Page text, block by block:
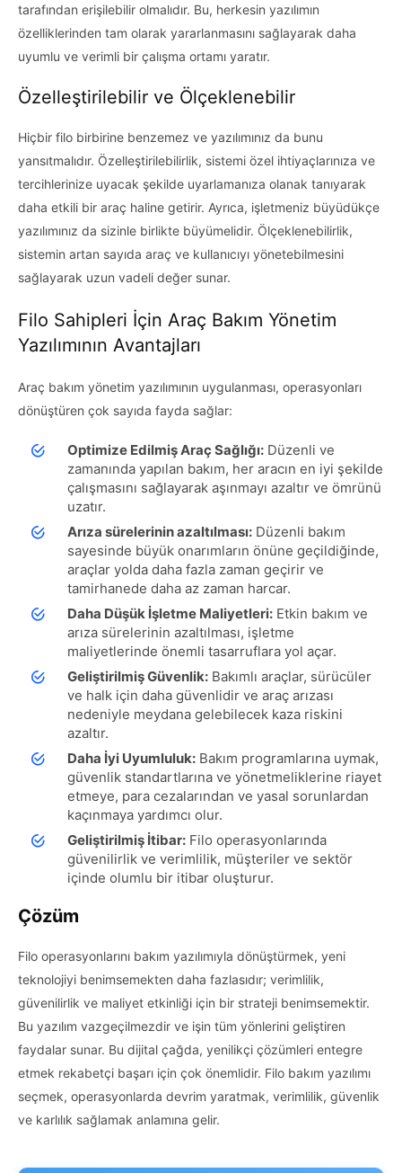
tarafından erişilebilir olmalıdır. Bu, herkesin yazılımın
özelliklerinden tam olarak yararlanmasını sağlayarak daha
uyumlu ve verimli bir çalışma ortamı yaratır.
Özelleştirilebilir ve Ölçeklenebilir
Hiçbir filo birbirine benzemez ve yazılımınız da bunu
yansıtmalıdır. Özelleştirilebilirlik, sistemi özel ihtiyaçlarınıza ve
tercihlerinize uyacak şekilde uyarlamanıza olanak tanıyarak
daha etkili bir araç haline getirir. Ayrıca, işletmeniz büyüdükçe
yazılımınız da sizinle birlikte büyümelidir. Ölçeklenebilirlik,
sistemin artan sayıda araç ve kullanıcıyı yönetebilmesini
sağlayarak uzun vadeli değer sunar.
Filo Sahipleri İçin Araç Bakım Yönetim
Yazılımının Avantajları
Araç bakım yönetim yazılımının uygulanması, operasyonları
dönüştüren çok sayıda fayda sağlar:
Optimize Edilmiş Araç Sağlığı: Düzenli ve
zamanında yapılan bakım, her aracın en iyi şekilde
çalışmasını sağlayarak aşınmayı azaltır ve ömrünü
uzatır.
Arıza sürelerinin azaltılması: Düzenli bakım
sayesinde büyük onarımların önüne geçildiğinde,
araçlar yolda daha fazla zaman geçirir ve
tamirhanede daha az zaman harcar.
Daha Düşük İşletme Maliyetleri: Etkin bakım ve
arıza sürelerinin azaltılması, işletme
maliyetlerinde önemli tasarruflara yol açar.
Geliştirilmiş Güvenlik: Bakımlı araçlar, sürücüler
ve halk için daha güvenlidir ve araç arızası
nedeniyle meydana gelebilecek kaza riskini
azaltır.
Daha İyi Uyumluluk: Bakım programlarına uymak,
güvenlik standartlarına ve yönetmeliklerine riayet
etmeye, para cezalarından ve yasal sorunlardan
kaçınmaya yardımcı olur.
Geliştirilmiş İtibar: Filo operasyonlarında
güvenilirlik ve verimlilik, müşteriler ve sektör
içinde olumlu bir itibar oluşturur.
Çözüm
Filo operasyonlarını bakım yazılımıyla dönüştürmek, yeni
teknolojiyi benimsemekten daha fazlasıdır; verimlilik,
güvenilirlik ve maliyet etkinliği için bir strateji benimsemektir.
Bu yazılım vazgeçilmezdir ve işin tüm yönlerini geliştiren
faydalar sunar. Bu dijital çağda, yenilikçi çözümleri entegre
etmek rekabetçi başarı için çok önemlidir. Filo bakım yazılımı
seçmek, operasyonlarda devrim yaratmak, verimlilik, güvenlik
ve karlılık sağlamak anlamına gelir.